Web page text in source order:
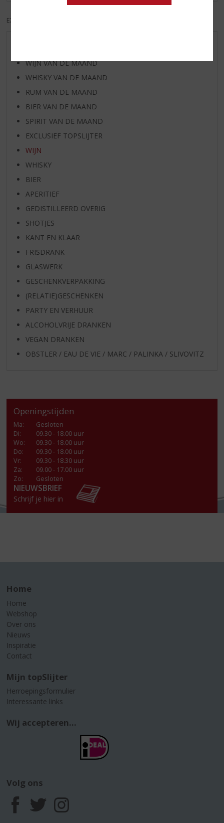
EXCL. BTW
WIJN VAN DE MAAND
WHISKY VAN DE MAAND
RUM VAN DE MAAND
BIER VAN DE MAAND
SPIRIT VAN DE MAAND
EXCLUSIEF TOPSLIJTER
WIJN
WHISKY
BIER
APERITIEF
GEDISTILLEERD OVERIG
SHOTJES
KANT EN KLAAR
FRISDRANK
GLASWERK
GESCHENKVERPAKKING
(RELATIE)GESCHENKEN
PARTY EN VERHUUR
ALCOHOLVRIJE DRANKEN
VEGAN DRANKEN
OBSTLER / EAU DE VIE / MARC / PALINKA / SLIVOVITZ
Openingstijden
Ma:
Gesloten
Di:
09.30 - 18.00 uur
Wo:
09.30 - 18.00 uur
Do:
09.30 - 18.00 uur
Vr:
09.30 - 18.30 uur
Za:
09.00 - 17.00 uur
Zo:
Gesloten
NIEUWSBRIEF
Schrijf je hier in
Home
Home
Webshop
Over ons
Nieuws
Inspiratie
Contact
Mijn topSlijter
Herroepingsformulier
Interessante links
Wij accepteren...
Volg ons
F
T
I